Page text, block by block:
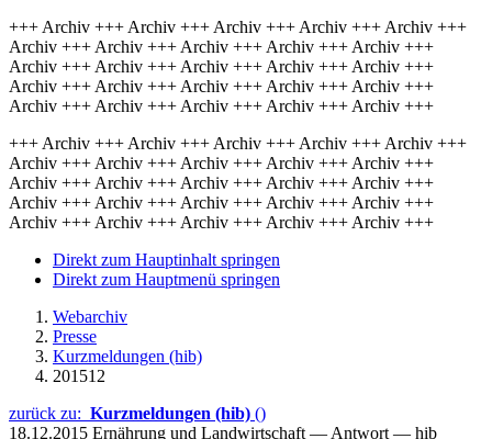
+++ Archiv +++ Archiv +++ Archiv +++ Archiv +++ Archiv +++
Archiv +++ Archiv +++ Archiv +++ Archiv +++ Archiv +++
Archiv +++ Archiv +++ Archiv +++ Archiv +++ Archiv +++
Archiv +++ Archiv +++ Archiv +++ Archiv +++ Archiv +++
Archiv +++ Archiv +++ Archiv +++ Archiv +++ Archiv +++
+++ Archiv +++ Archiv +++ Archiv +++ Archiv +++ Archiv +++
Archiv +++ Archiv +++ Archiv +++ Archiv +++ Archiv +++
Archiv +++ Archiv +++ Archiv +++ Archiv +++ Archiv +++
Archiv +++ Archiv +++ Archiv +++ Archiv +++ Archiv +++
Archiv +++ Archiv +++ Archiv +++ Archiv +++ Archiv +++
Direkt zum Hauptinhalt springen
Direkt zum Hauptmenü springen
Webarchiv
Presse
Kurzmeldungen (hib)
201512
zurück zu: Kurzmeldungen (hib) ()
18.12.2015 Ernährung und Landwirtschaft — Antwort — hib